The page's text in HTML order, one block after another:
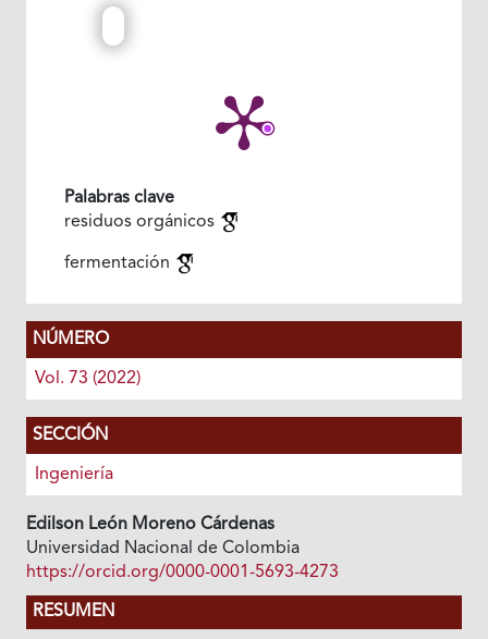
Palabras clave
residuos orgánicos
fermentación
NÚMERO
Vol. 73 (2022)
SECCIÓN
Ingeniería
Edilson León Moreno Cárdenas
Universidad Nacional de Colombia
https://orcid.org/0000-0001-5693-4273
RESUMEN